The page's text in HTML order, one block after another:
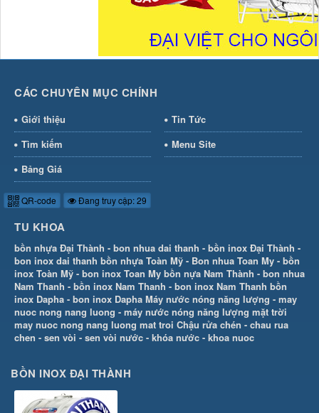
CÁC CHUYÊN MỤC CHÍNH
Giới thiệu
Tin Tức
Tìm kiếm
Menu Site
Bảng Giá
QR-code Đang truy cập: 29
TU KHOA
bồn nhựa Đại Thành - bon nhua dai thanh - bồn inox Đại Thành -
bon inox dai thanh bồn nhựa Toàn Mỹ - Bon nhua Toan My - bồn
inox Toàn Mỹ - bon inox Toan My bồn nựa Nam Thành - bon nhua
Nam Thanh - bồn inox Nam Thanh - bon inox Nam Thanh bồn
inox Dapha - bon inox Dapha Máy nước nóng năng lượng - may
nuoc nong nang luong - máy nước nóng năng lượng mặt trời
may nuoc nong nang luong mat troi Chậu rửa chén - chau rua
chen - sen vòi - sen vòi nước - khóa nước - khoa nuoc
BỒN INOX ĐẠI THÀNH